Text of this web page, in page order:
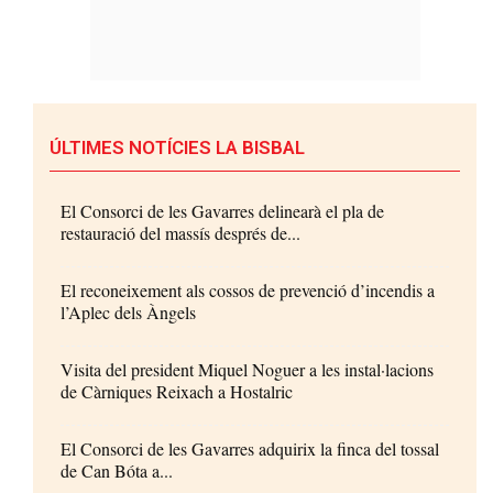
ÚLTIMES NOTÍCIES LA BISBAL
El Consorci de les Gavarres delinearà el pla de
restauració del massís després de...
El reconeixement als cossos de prevenció d’incendis a
l’Aplec dels Àngels
Visita del president Miquel Noguer a les instal·lacions
de Càrniques Reixach a Hostalric
El Consorci de les Gavarres adquirix la finca del tossal
de Can Bóta a...